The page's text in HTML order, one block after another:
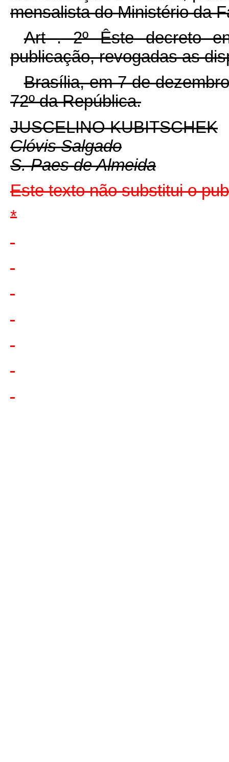
mensalista do Ministério da
Art . 2º Êste decreto
publicação, revogadas as
Brasília, em 7 de
72º da República.
JUSCELINO KUBITSCHEK
Clóvis Salgado
S. Paes de Almeida
Este texto não substitui o
*